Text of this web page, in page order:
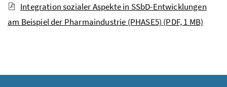
Integration sozialer Aspekte in SSbD-Entwicklungen
am Beispiel der Pharmaindustrie (PHASE5) (PDF, 1 MB)